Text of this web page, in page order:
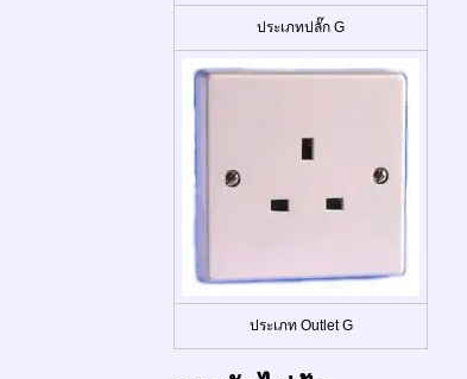
ประเภทปลั๊ก G
ประเภท Outlet G